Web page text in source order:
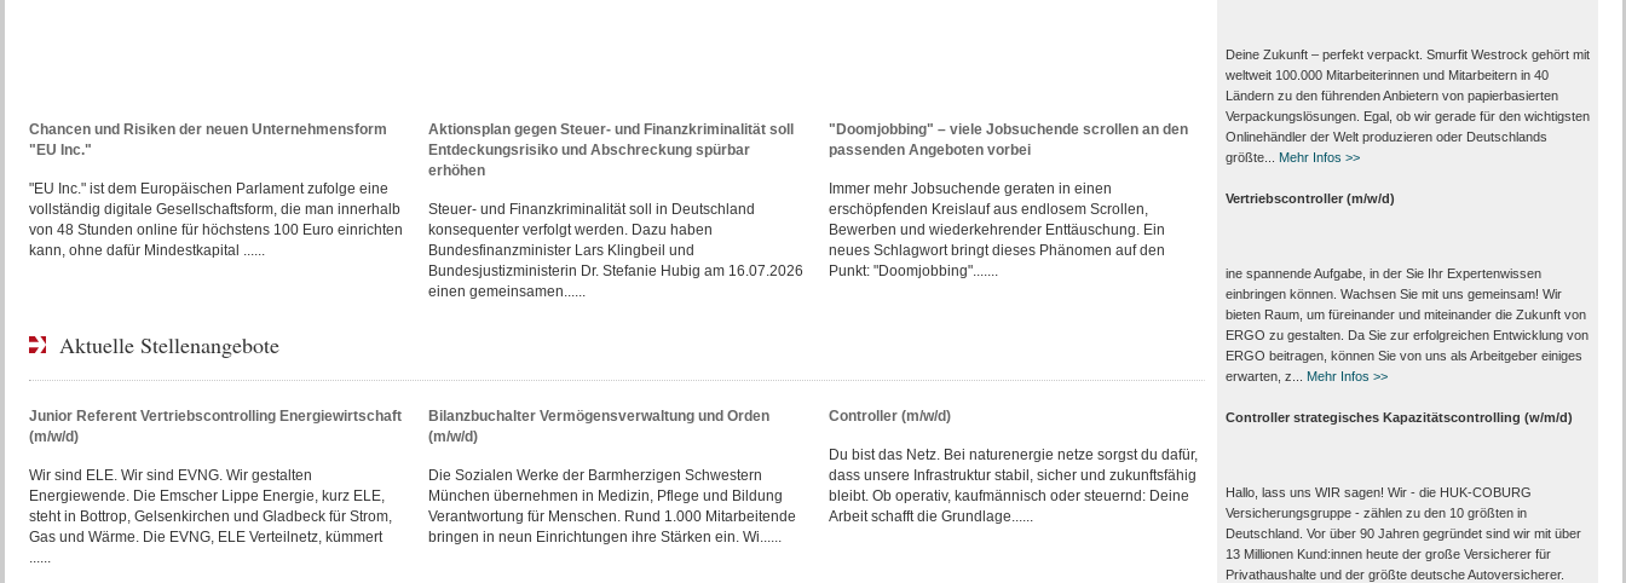
Chancen und Risiken der neuen Unternehmensform
"EU Inc."
"EU Inc." ist dem Europäischen Parlament zufolge eine
vollständig digitale Gesellschaftsform, die man innerhalb
von 48 Stunden online für höchstens 100 Euro einrichten
kann, ohne dafür Mindestkapital ......
Aktionsplan gegen Steuer- und Finanzkriminalität soll
Entdeckungsrisiko und Abschreckung spürbar
erhöhen
Steuer- und Finanzkriminalität soll in Deutschland
konsequenter verfolgt werden. Dazu haben
Bundesfinanzminister Lars Klingbeil und
Bundesjustizministerin Dr. Stefanie Hubig am 16.07.2026
einen gemeinsamen......
"Doomjobbing" – viele Jobsuchende scrollen an den
passenden Angeboten vorbei
Immer mehr Jobsuchende geraten in einen
erschöpfenden Kreislauf aus endlosem Scrollen,
Bewerben und wiederkehrender Enttäuschung. Ein
neues Schlagwort bringt dieses Phänomen auf den
Punkt: "Doomjobbing".......
Aktuelle Stellenangebote
Junior Referent Vertriebscontrolling Energiewirtschaft
(m/w/d)
Wir sind ELE. Wir sind EVNG. Wir gestalten
Energiewende. Die Emscher Lippe Energie, kurz ELE,
steht in Bottrop, Gelsenkirchen und Gladbeck für Strom,
Gas und Wärme. Die EVNG, ELE Verteilnetz, kümmert
......
Bilanzbuchalter Vermögensverwaltung und Orden
(m/w/d)
Die Sozialen Werke der Barmherzigen Schwestern
München übernehmen in Medizin, Pflege und Bildung
Verantwortung für Menschen. Rund 1.000 Mitarbeitende
bringen in neun Einrichtungen ihre Stärken ein. Wi......
Controller (m/w/d)
Du bist das Netz. Bei naturenergie netze sorgst du dafür,
dass unsere Infrastruktur stabil, sicher und zukunftsfähig
bleibt. Ob operativ, kaufmännisch oder steuernd: Deine
Arbeit schafft die Grundlage......
Deine Zukunft – perfekt verpackt. Smurfit Westrock gehört mit
weltweit 100.000 Mitarbeiter­innen und Mitarbeitern in 40
Ländern zu den führenden Anbietern von papier­basierten
Verpackungs­lösungen. Egal, ob wir gerade für den wichtigsten
Onlinehändler der Welt produzieren oder Deutschlands
größte...
Mehr Infos >>
Vertriebscontroller (m/w/d)
ine spannende Aufgabe, in der Sie Ihr Expertenwissen
einbringen können. Wachsen Sie mit uns gemeinsam! Wir
bieten Raum, um füreinander und miteinander die Zukunft von
ERGO zu gestalten. Da Sie zur erfolgreichen Entwicklung von
ERGO beitragen, können Sie von uns als Arbeitgeber einiges
erwarten, z...
Mehr Infos >>
Controller strategisches Kapazitätscontrolling (w/m/d)
Hallo, lass uns WIR sagen! Wir - die HUK-COBURG
Versicherungsgruppe - zählen zu den 10 größten in
Deutschland. Vor über 90 Jahren gegründet sind wir mit über
13 Millionen Kund:innen heute der große Versicherer für
Privathaushalte und der größte deutsche Autoversicherer.